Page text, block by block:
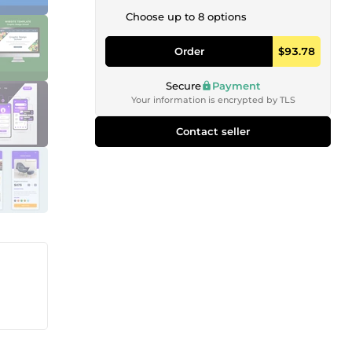
Choose up to 8 options
Order $93.78
Secure Payment
Your information is encrypted by TLS
Contact seller